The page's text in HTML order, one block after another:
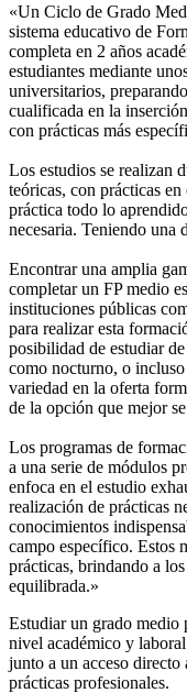
«Un Ciclo de Grado
sistema educativo de
completa en 2 años
estudiantes mediante
universitarios,
cualificada en la
con prácticas más
Los estudios se realizan
teóricas, con prácticas en
práctica todo lo
necesaria. Teniendo una
Encontrar una amplia
completar un FP medio
instituciones públicas
para realizar esta
posibilidad de estudiar
como nocturno, o
variedad en la oferta
de la opción que mejor
Los programas de
a una serie de módulos
enfoca en el estudio
realización de prácticas
conocimientos
campo específico. Estos
prácticas, brindando a
equilibrada.»
Estudiar un grado medio
nivel académico y
junto a un acceso
prácticas profesionales.